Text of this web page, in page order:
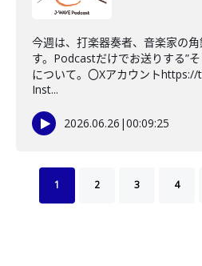
今週は、打楽器奏者、音楽家の
す。Podcastだけでお送りする”
について。〇Xアカウント
Inst...
2026.06.26 |00:09:25
1 2 3 4